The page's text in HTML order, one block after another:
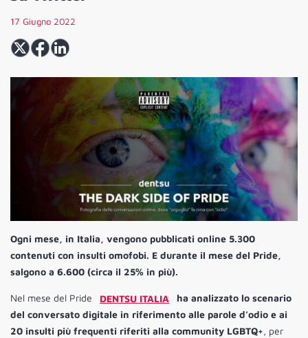
17 Giugno 2022
Ogni mese, in Italia, vengono pubblicati online 5.300
contenuti con insulti omofobi. E durante il mese del Pride,
salgono a 6.600 (circa il 25% in più).
Nel mese del Pride DENTSU ITALIA
ha analizzato lo scenario
del conversato digitale in riferimento alle parole d’odio e ai
20 insulti più frequenti riferiti alla community LGBTQ+, per